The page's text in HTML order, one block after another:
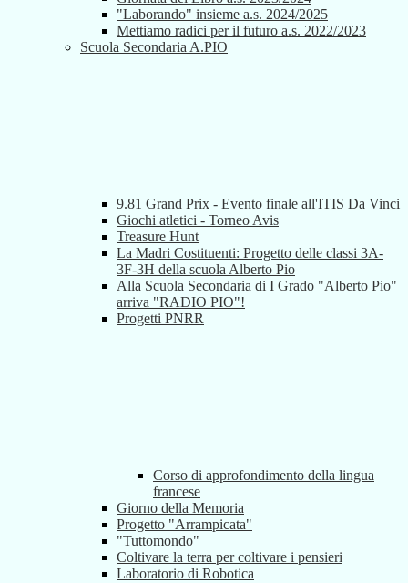
"Laborando" insieme a.s. 2024/2025
Mettiamo radici per il futuro a.s. 2022/2023
Scuola Secondaria A.PIO
9.81 Grand Prix - Evento finale all'ITIS Da Vinci
Giochi atletici - Torneo Avis
Treasure Hunt
La Madri Costituenti: Progetto delle classi 3A-
3F-3H della scuola Alberto Pio
Alla Scuola Secondaria di I Grado "Alberto Pio"
arriva "RADIO PIO"!
Progetti PNRR
Corso di approfondimento della lingua
francese
Giorno della Memoria
Progetto "Arrampicata"
"Tuttomondo"
Coltivare la terra per coltivare i pensieri
Laboratorio di Robotica